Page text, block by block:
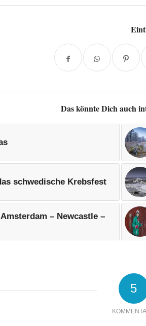
Das könnte Dich auch
schwedische Krebsfest
– Newcastle –
5